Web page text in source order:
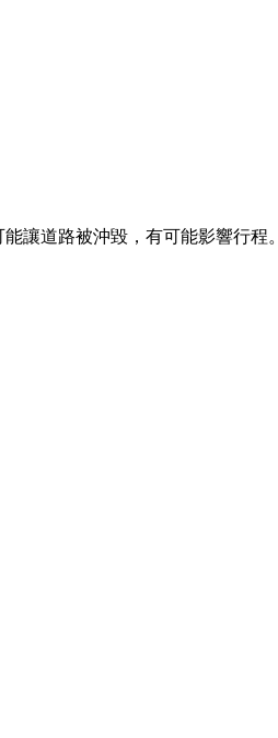
讓道路被沖毀，有可能影響行程。